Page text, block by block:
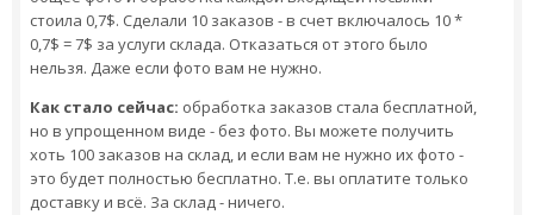
стоила 0,7$. Сделали 10 заказов - в счет включалось 10 *
0,7$ = 7$ за услуги склада. Отказаться от этого было
нельзя. Даже если фото вам не нужно.
Как стало сейчас: обработка заказов стала бесплатной,
но в упрощенном виде - без фото. Вы можете получить
хоть 100 заказов на склад, и если вам не нужно их фото -
это будет полностью бесплатно. Т.е. вы оплатите только
доставку и всё. За склад - ничего.